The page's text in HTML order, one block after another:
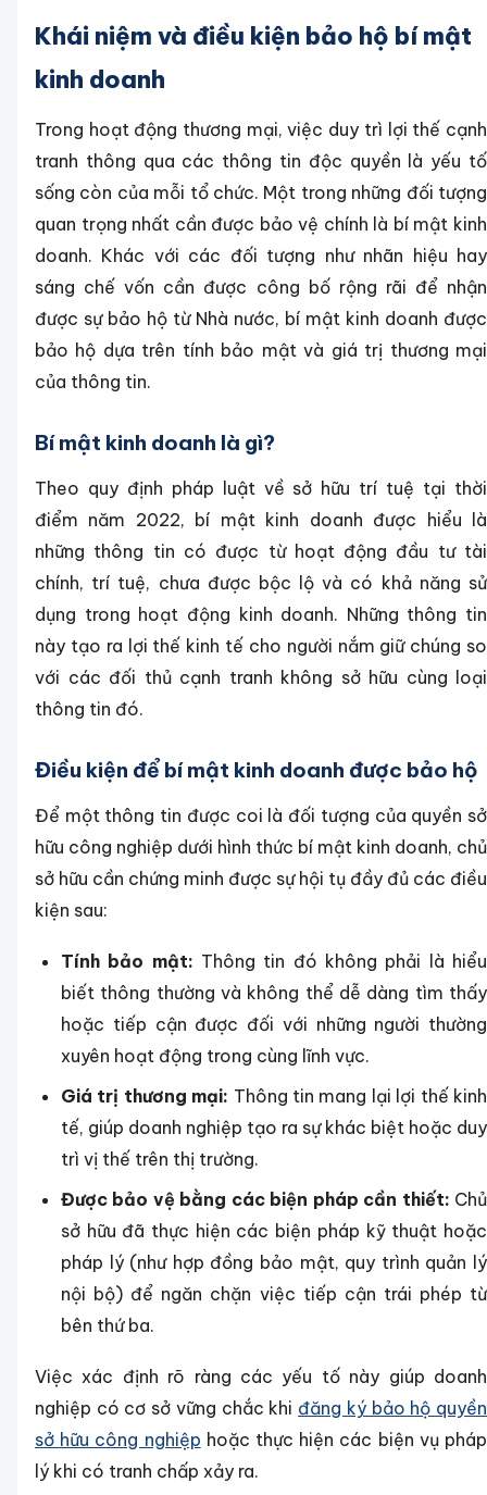
Khái niệm và điều kiện bảo hộ bí mật
kinh doanh
Trong hoạt động thương mại, việc duy trì lợi thế cạnh
tranh thông qua các thông tin độc quyền là yếu tố
sống còn của mỗi tổ chức. Một trong những đối tượng
quan trọng nhất cần được bảo vệ chính là bí mật kinh
doanh. Khác với các đối tượng như nhãn hiệu hay
sáng chế vốn cần được công bố rộng rãi để nhận
được sự bảo hộ từ Nhà nước, bí mật kinh doanh được
bảo hộ dựa trên tính bảo mật và giá trị thương mại
của thông tin.
Bí mật kinh doanh là gì?
Theo quy định pháp luật về sở hữu trí tuệ tại thời
điểm năm 2022, bí mật kinh doanh được hiểu là
những thông tin có được từ hoạt động đầu tư tài
chính, trí tuệ, chưa được bộc lộ và có khả năng sử
dụng trong hoạt động kinh doanh. Những thông tin
này tạo ra lợi thế kinh tế cho người nắm giữ chúng so
với các đối thủ cạnh tranh không sở hữu cùng loại
thông tin đó.
Điều kiện để bí mật kinh doanh được bảo hộ
Để một thông tin được coi là đối tượng của quyền sở
hữu công nghiệp dưới hình thức bí mật kinh doanh, chủ
sở hữu cần chứng minh được sự hội tụ đầy đủ các điều
kiện sau:
Tính bảo mật: Thông tin đó không phải là hiểu
biết thông thường và không thể dễ dàng tìm thấy
hoặc tiếp cận được đối với những người thường
xuyên hoạt động trong cùng lĩnh vực.
Giá trị thương mại: Thông tin mang lại lợi thế kinh
tế, giúp doanh nghiệp tạo ra sự khác biệt hoặc duy
trì vị thế trên thị trường.
Được bảo vệ bằng các biện pháp cần thiết: Chủ
sở hữu đã thực hiện các biện pháp kỹ thuật hoặc
pháp lý (như hợp đồng bảo mật, quy trình quản lý
nội bộ) để ngăn chặn việc tiếp cận trái phép từ
bên thứ ba.
Việc xác định rõ ràng các yếu tố này giúp doanh
nghiệp có cơ sở vững chắc khi đăng ký bảo hộ quyền
sở hữu công nghiệp hoặc thực hiện các biện vụ pháp
lý khi có tranh chấp xảy ra.